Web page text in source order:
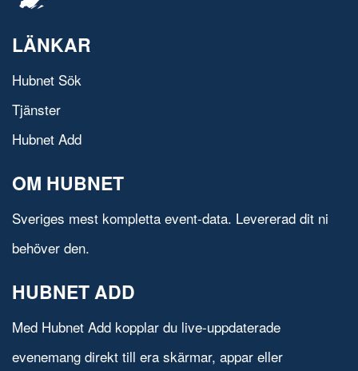
LÄNKAR
Hubnet Sök
Tjänster
Hubnet Add
OM HUBNET
Sveriges mest kompletta event-data. Levererad dit ni
behöver den.
HUBNET ADD
Med Hubnet Add kopplar du live-uppdaterade
evenemang direkt till era skärmar, appar eller